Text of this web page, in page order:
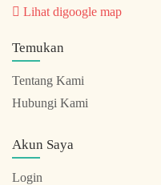
Lihat digoogle map
Temukan
Tentang Kami
Hubungi Kami
Akun Saya
Login